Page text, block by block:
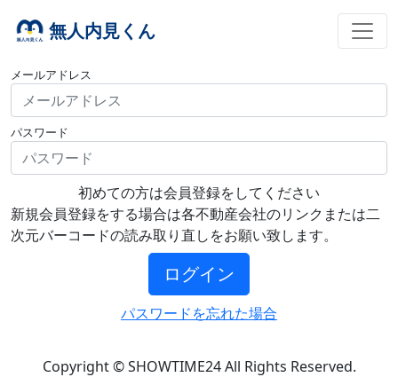
無人内見くん
メールアドレス
パスワード
初めての方は会員登録をしてください
新規会員登録をする場合は各不動産会社のリンクまたは二
次元バーコードの読み取り直しをお願い致します。
ログイン
パスワードを忘れた場合
Copyright © SHOWTIME24 All Rights Reserved.